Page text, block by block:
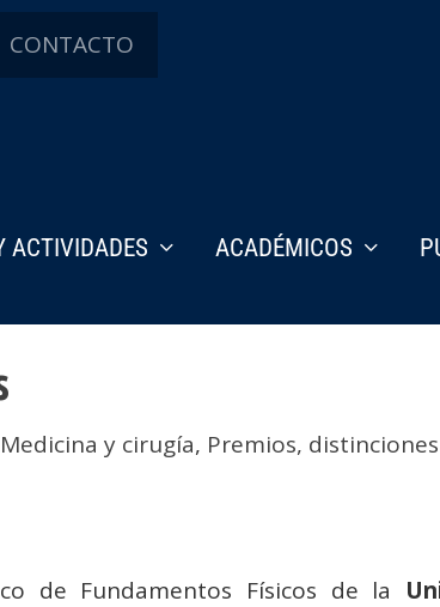
CONTACTO
ACTIVIDADES ACADÉMICOS
Medicina y cirugía, Premios,
de Fundamentos Físicos de la